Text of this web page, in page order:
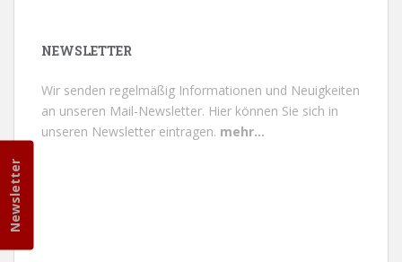
NEWSLETTER
Newsletter
Wir senden regelmäßig Informationen und Neuigkeiten
an unseren Mail-Newsletter. Hier können Sie sich in
unseren Newsletter eintragen. mehr...